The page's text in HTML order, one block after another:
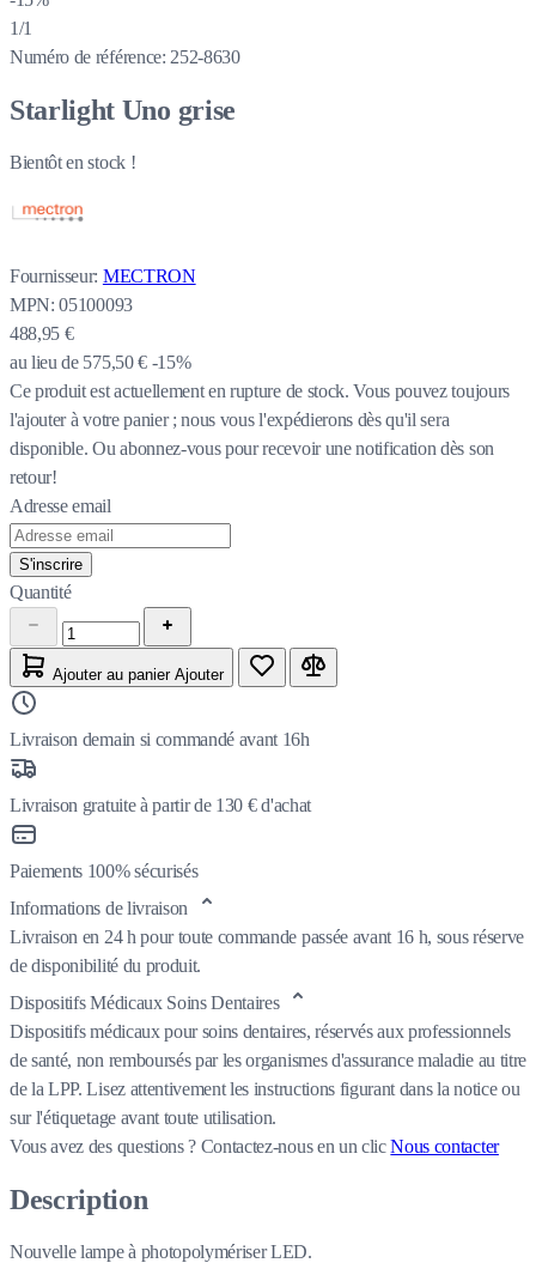
1/1
Numéro de référence: 252-8630
Starlight Uno grise
Bientôt en stock !
Fournisseur: MECTRON
MPN: 05100093
488,95 €
au lieu de 575,50 € -15%
Ce produit est actuellement en rupture de stock. Vous pouvez toujours
l'ajouter à votre panier ; nous vous l'expédierons dès qu'il sera
disponible. Ou abonnez-vous pour recevoir une notification dès son
retour!
Adresse email
S'inscrire
Quantité
Ajouter au panier Ajouter
Livraison demain si commandé avant 16h
Livraison gratuite à partir de 130 € d'achat
Paiements 100% sécurisés
Informations de livraison
Livraison en 24 h pour toute commande passée avant 16 h, sous réserve
de disponibilité du produit.
Dispositifs Médicaux Soins Dentaires
Dispositifs médicaux pour soins dentaires, réservés aux professionnels
de santé, non remboursés par les organismes d'assurance maladie au titre
de la LPP. Lisez attentivement les instructions figurant dans la notice ou
sur l'étiquetage avant toute utilisation.
Vous avez des questions ? Contactez-nous en un clicNous contacter
Description
Nouvelle lampe à photopolymériser LED.